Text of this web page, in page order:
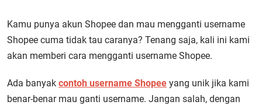
Kamu punya akun Shopee dan mau mengganti username
Shopee cuma tidak tau caranya? Tenang saja, kali ini kami
akan memberi cara mengganti username Shopee.
Ada banyak contoh username Shopee yang unik jika kami
benar-benar mau ganti username. Jangan salah, dengan